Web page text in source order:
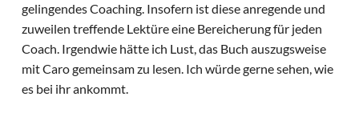
gelingendes Coaching. Insofern ist diese anregende und
zuweilen treffende Lektüre eine Bereicherung für jeden
Coach. Irgendwie hätte ich Lust, das Buch auszugsweise
mit Caro gemeinsam zu lesen. Ich würde gerne sehen, wie
es bei ihr ankommt.